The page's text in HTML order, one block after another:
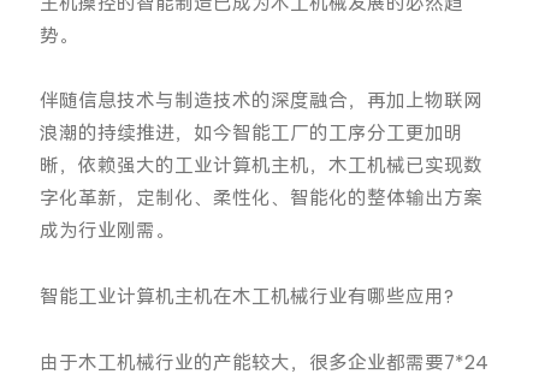
势。
伴随信息技术与制造技术的深度融合，再加上物联网
浪潮的持续推进，如今智能工厂的工序分工更加明
晰，依赖强大的工业计算机主机，木工机械已实现数
字化革新，定制化、柔性化、智能化的整体输出方案
成为行业刚需。
智能工业计算机主机在木工机械行业有哪些应用?
由于木工机械行业的产能较大，很多企业都需要7*24